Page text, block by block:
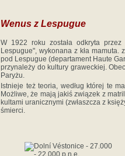
Wenus z Lespugue
W 1922 roku została odkryta
Lespugue", wykonana z kła
pod Lespugue (departament Haute
przynależy do kultury graweckiej.
Paryżu.
Istnieje też teoria, według której te
Możliwe, że mają jakiś związek z
kultami uranicznymi (zwłaszcza z
śmierci.